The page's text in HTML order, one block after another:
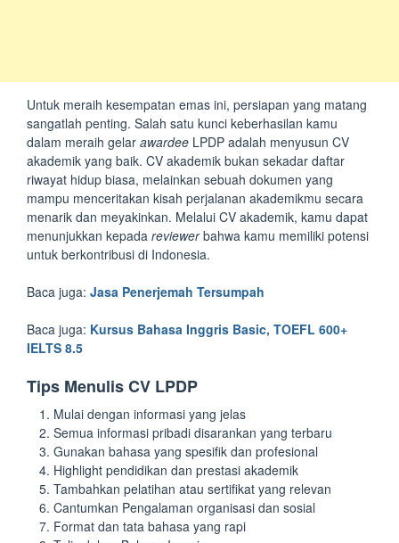
Untuk meraih kesempatan emas ini, persiapan yang matang
sangatlah penting. Salah satu kunci keberhasilan kamu
dalam meraih gelar awardee LPDP adalah menyusun CV
akademik yang baik. CV akademik bukan sekadar daftar
riwayat hidup biasa, melainkan sebuah dokumen yang
mampu menceritakan kisah perjalanan akademikmu secara
menarik dan meyakinkan. Melalui CV akademik, kamu dapat
menunjukkan kepada reviewerbahwa kamu memiliki potensi
untuk berkontribusi di Indonesia.
Baca juga: Jasa Penerjemah Tersumpah
Baca juga: Kursus Bahasa Inggris Basic, TOEFL 600+
IELTS 8.5
Tips Menulis CV LPDP
Mulai dengan informasi yang jelas
Semua informasi pribadi disarankan yang terbaru
Gunakan bahasa yang spesifik dan profesional
Highlight pendidikan dan prestasi akademik
Tambahkan pelatihan atau sertifikat yang relevan
Cantumkan Pengalaman organisasi dan sosial
Format dan tata bahasa yang rapi